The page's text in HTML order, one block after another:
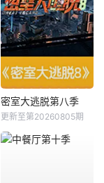
密室大逃脱第八季
更新至第20260805期